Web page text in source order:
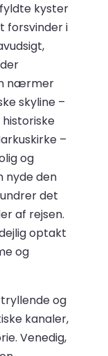
kyster
forsvinder i
nærmer
skyline –
–
og
nyde den
det
af rejsen.
optakt
og
og
kanaler,
Venedig,